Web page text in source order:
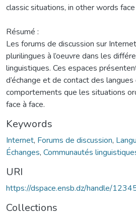
classic situations, in other words
Résumé :
Les forums de discussion sur
plurilingues à l’oeuvre dans les
linguistiques. Ces espaces
d’échange et de contact des
comportements que les situations
face à face.
Keywords
Internet, Forums de discussion,
Échanges, Communautés
URI
https://dspace.ensb.dz/handle/
Collections